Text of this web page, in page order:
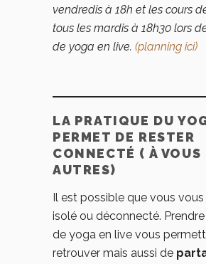
vendredis à 18h et les cours
tous les mardis à 18h30 lors
de yoga en live. (planning ici)
LA PRATIQUE DU
PERMET DE RESTER
CONNECTÉ ( À VOUS
AUTRES)
Il est possible que vous
isolé ou déconnecté.
de yoga en live vous
retrouver mais aussi de